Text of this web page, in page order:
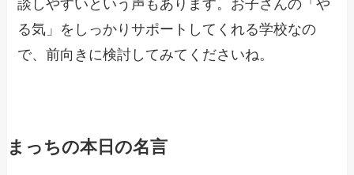
談しやすいという声もあります。お子さんの「や
る気」をしっかりサポートしてくれる学校なの
で、前向きに検討してみてくださいね。
まっちの本日の名言